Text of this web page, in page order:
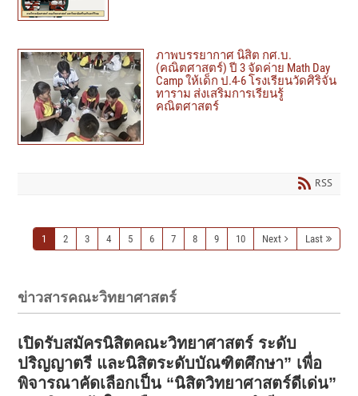
ภาพบรรยากาศ นิสิต กศ.บ.
(คณิตศาสตร์) ปี 3 จัดค่าย Math Day
Camp ให้เด็ก ป.4-6 โรงเรียนวัดศิริจัน
ทาราม ส่งเสริมการเรียนรู้
คณิตศาสตร์
RSS
1 2 3 4 5 6 7 8 9 10 Next Last
ข่าวสารคณะวิทยาศาสตร์
เปิดรับสมัครนิสิตคณะวิทยาศาสตร์ ระดับ
ปริญญาตรี และนิสิตระดับบัณฑิตศึกษา” เพื่อ
พิจารณาคัดเลือกเป็น “นิสิตวิทยาศาสตร์ดีเด่น”